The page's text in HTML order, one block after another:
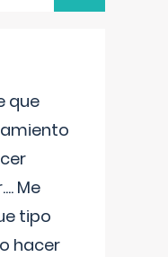
que
Me
tipo
hacer